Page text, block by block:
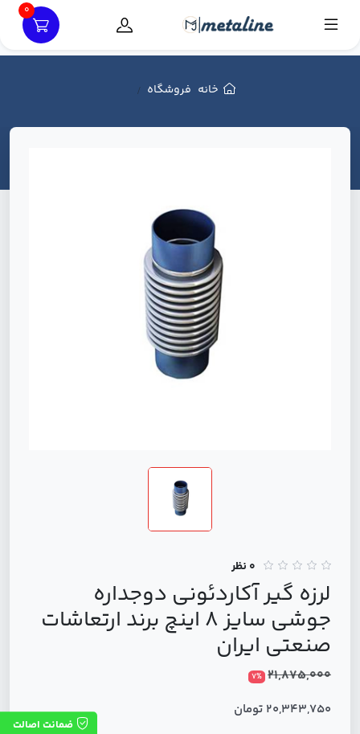
0
خانه فروشگاه
0 نظر
لرزه گیر آکاردئونی دوجداره
جوشی سایز 8 اینچ برند ارتعاشات
صنعتی ایران
21,875,000
7%
20,343,750 تومان
ضمانت اصالت